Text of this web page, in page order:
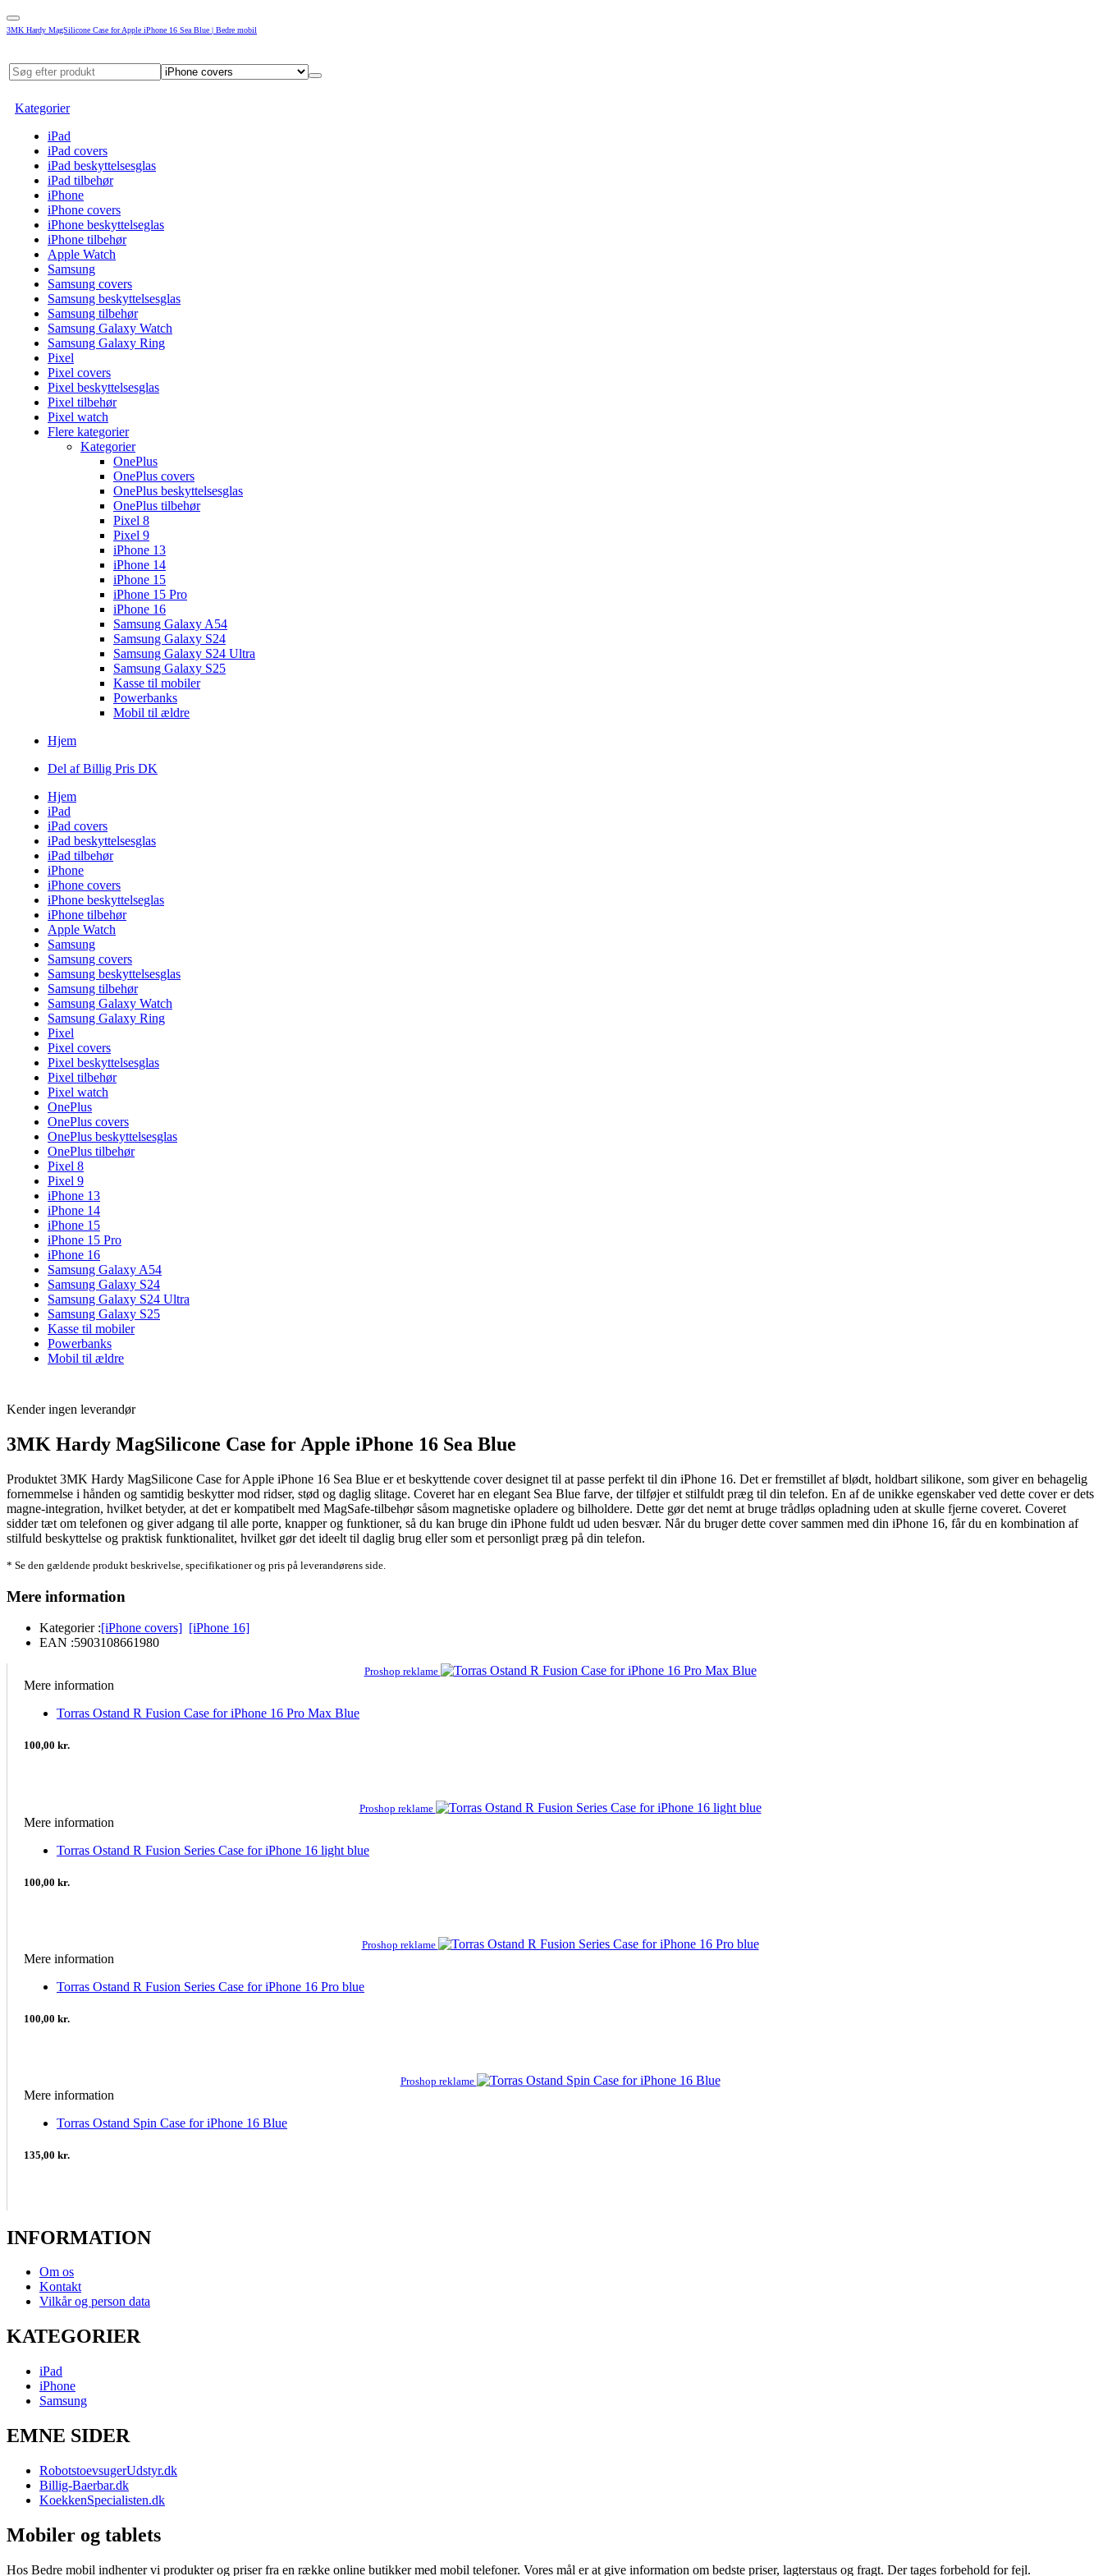
3MK Hardy MagSilicone Case for Apple iPhone 16 Sea Blue | Bedre mobil
Kategorier
iPad
iPad covers
iPad beskyttelsesglas
iPad tilbehør
iPhone
iPhone covers
iPhone beskyttelseglas
iPhone tilbehør
Apple Watch
Samsung
Samsung covers
Samsung beskyttelsesglas
Samsung tilbehør
Samsung Galaxy Watch
Samsung Galaxy Ring
Pixel
Pixel covers
Pixel beskyttelsesglas
Pixel tilbehør
Pixel watch
Flere kategorier
Kategorier
OnePlus
OnePlus covers
OnePlus beskyttelsesglas
OnePlus tilbehør
Pixel 8
Pixel 9
iPhone 13
iPhone 14
iPhone 15
iPhone 15 Pro
iPhone 16
Samsung Galaxy A54
Samsung Galaxy S24
Samsung Galaxy S24 Ultra
Samsung Galaxy S25
Kasse til mobiler
Powerbanks
Mobil til ældre
Hjem
Del af Billig Pris DK
Hjem
iPad
iPad covers
iPad beskyttelsesglas
iPad tilbehør
iPhone
iPhone covers
iPhone beskyttelseglas
iPhone tilbehør
Apple Watch
Samsung
Samsung covers
Samsung beskyttelsesglas
Samsung tilbehør
Samsung Galaxy Watch
Samsung Galaxy Ring
Pixel
Pixel covers
Pixel beskyttelsesglas
Pixel tilbehør
Pixel watch
OnePlus
OnePlus covers
OnePlus beskyttelsesglas
OnePlus tilbehør
Pixel 8
Pixel 9
iPhone 13
iPhone 14
iPhone 15
iPhone 15 Pro
iPhone 16
Samsung Galaxy A54
Samsung Galaxy S24
Samsung Galaxy S24 Ultra
Samsung Galaxy S25
Kasse til mobiler
Powerbanks
Mobil til ældre
Kender ingen leverandør
3MK Hardy MagSilicone Case for Apple iPhone 16 Sea Blue
Produktet 3MK Hardy MagSilicone Case for Apple iPhone 16 Sea Blue er et beskyttende cover designet til at passe perfekt til din iPhone 16. Det er fremstillet af blødt, holdbart silikone, som giver en behagelig
fornemmelse i hånden og samtidig beskytter mod ridser, stød og daglig slitage. Coveret har en elegant Sea Blue farve, der tilføjer et stilfuldt præg til din telefon. En af de unikke egenskaber ved dette cover er dets
magne-integration, hvilket betyder, at det er kompatibelt med MagSafe-tilbehør såsom magnetiske opladere og bilholdere. Dette gør det nemt at bruge trådløs opladning uden at skulle fjerne coveret. Coveret
sidder tæt om telefonen og giver adgang til alle porte, knapper og funktioner, så du kan bruge din iPhone fuldt ud uden besvær. Når du bruger dette cover sammen med din iPhone 16, får du en kombination af
stilfuld beskyttelse og praktisk funktionalitet, hvilket gør det ideelt til daglig brug eller som et personligt præg på din telefon.
* Se den gældende produkt beskrivelse, specifikationer og pris på leverandørens side.
Mere information
Kategorier :[iPhone covers] [iPhone 16]
EAN :5903108661980
Proshop reklame
Mere information
Torras Ostand R Fusion Case for iPhone 16 Pro Max Blue
100,00 kr.
Proshop reklame
Mere information
Torras Ostand R Fusion Series Case for iPhone 16 light blue
100,00 kr.
Proshop reklame
Mere information
Torras Ostand R Fusion Series Case for iPhone 16 Pro blue
100,00 kr.
Proshop reklame
Mere information
Torras Ostand Spin Case for iPhone 16 Blue
135,00 kr.
INFORMATION
Om os
Kontakt
Vilkår og person data
KATEGORIER
iPad
iPhone
Samsung
EMNE SIDER
RobotstoevsugerUdstyr.dk
Billig-Baerbar.dk
KoekkenSpecialisten.dk
Mobiler og tablets
Hos Bedre mobil indhenter vi produkter og priser fra en række online butikker med mobil telefoner. Vores mål er at give information om bedste priser, lagterstaus og fragt. Der tages forbehold for fejl.